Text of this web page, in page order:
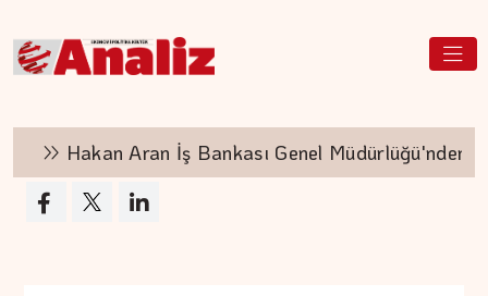
Hakan Aran İş Bankası Genel Müdürlüğü'nden